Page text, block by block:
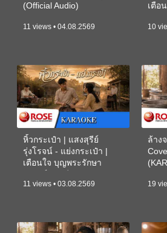
(Official Audio)
11 views • 04.08.2569
เตือ
10
หิ้วกระเป๋า | แสงสุรีย์
รุ่งโรจน์ - แย่งกระเป๋า |
เตือนใจ บุญพระรักษา
11 views • 03.08.2569
ล้าง
19